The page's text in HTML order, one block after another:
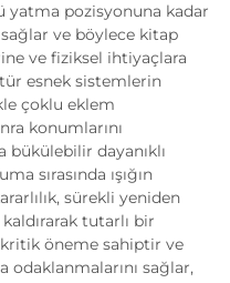
yatma pozisyonuna kadar
ve böylece kitap
ve fiziksel ihtiyaçlara
esnek sistemlerin
çoklu eklem
konumlarını
bükülebilir dayanıklı
sırasında ışığın
sürekli yeniden
tutarlı bir
kritik öneme sahiptir ve
odaklanmalarını sağlar,